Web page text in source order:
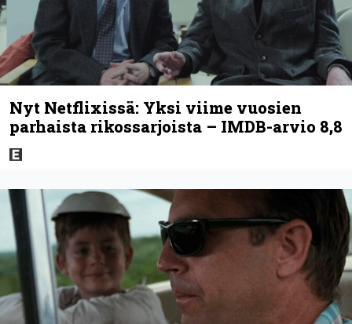
Nyt Netflixissä: Yksi viime vuosien
parhaista rikossarjoista – IMDB-arvio 8,8